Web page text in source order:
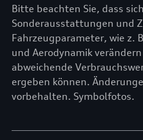
Bitte beachten Sie, dass
Sonderausstattungen und
Fahrzeugparameter, wie z.
und Aerodynamik
abweichende
ergeben können.
vorbehalten. Symbolfotos.